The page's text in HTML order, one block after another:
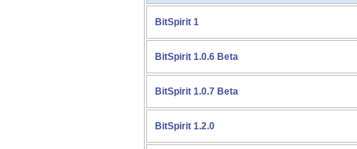
BitSpirit 1
BitSpirit 1.0.6 Beta
BitSpirit 1.0.7 Beta
BitSpirit 1.2.0